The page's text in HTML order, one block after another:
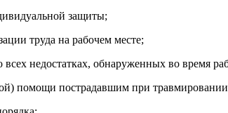
защиты;
труда на рабочем месте;
недостатках, обнаруженных во время
помощи пострадавшим при